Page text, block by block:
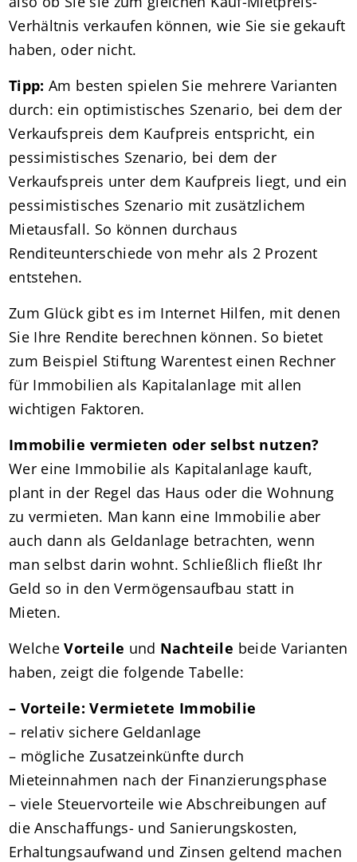
Verhältnis verkaufen können, wie Sie sie gekauft
haben, oder nicht.
Tipp: Am besten spielen Sie mehrere Varianten
durch: ein optimistisches Szenario, bei dem der
Verkaufspreis dem Kaufpreis entspricht, ein
pessimistisches Szenario, bei dem der
Verkaufspreis unter dem Kaufpreis liegt, und ein
pessimistisches Szenario mit zusätzlichem
Mietausfall. So können durchaus
Renditeunterschiede von mehr als 2 Prozent
entstehen.
Zum Glück gibt es im Internet Hilfen, mit denen
Sie Ihre Rendite berechnen können. So bietet
zum Beispiel Stiftung Warentest einen Rechner
für Immobilien als Kapitalanlage mit allen
wichtigen Faktoren.
Immobilie vermieten oder selbst nutzen?
Wer eine Immobilie als Kapitalanlage kauft,
plant in der Regel das Haus oder die Wohnung
zu vermieten. Man kann eine Immobilie aber
auch dann als Geldanlage betrachten, wenn
man selbst darin wohnt. Schließlich fließt Ihr
Geld so in den Vermögensaufbau statt in
Mieten.
WelcheVorteile und Nachteile beide Varianten
haben, zeigt die folgende Tabelle:
– Vorteile: Vermietete Immobilie
– relativ sichere Geldanlage
– mögliche Zusatzeinkünfte durch
Mieteinnahmen nach der Finanzierungsphase
– viele Steuervorteile wie Abschreibungen auf
die Anschaffungs- und Sanierungskosten,
Erhaltungsaufwand und Zinsen geltend machen